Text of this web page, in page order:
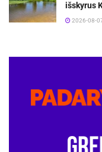
išskyrus
2026-08-